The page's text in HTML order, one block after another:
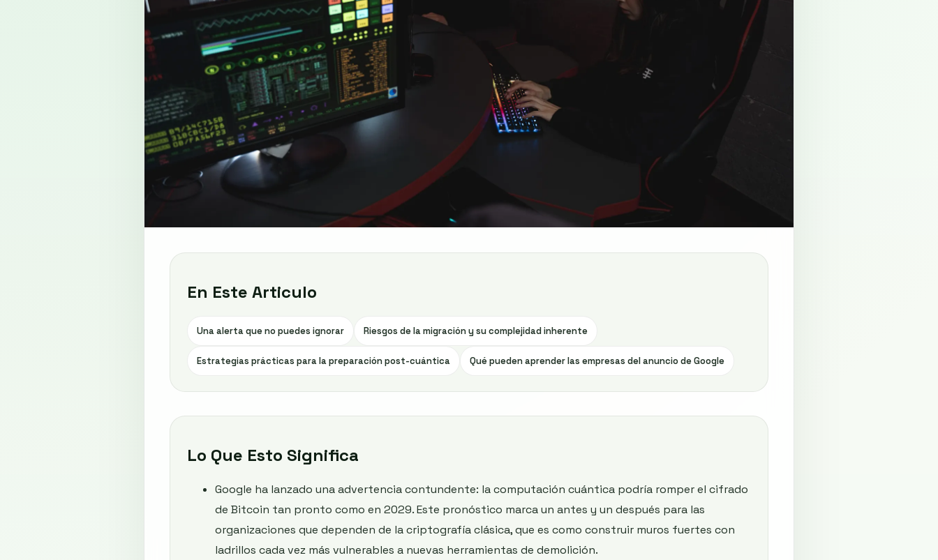
En Este Articulo
Una alerta que no puedes ignorar Riesgos de la migración y su complejidad inherente
Estrategias prácticas para la preparación post-cuántica Qué pueden aprender las empresas del anuncio de Google
Lo Que Esto Significa
Google ha lanzado una advertencia contundente: la computación cuántica podría romper el cifrado
de Bitcoin tan pronto como en 2029. Este pronóstico marca un antes y un después para las
organizaciones que dependen de la criptografía clásica, que es como construir muros fuertes con
ladrillos cada vez más vulnerables a nuevas herramientas de demolición.